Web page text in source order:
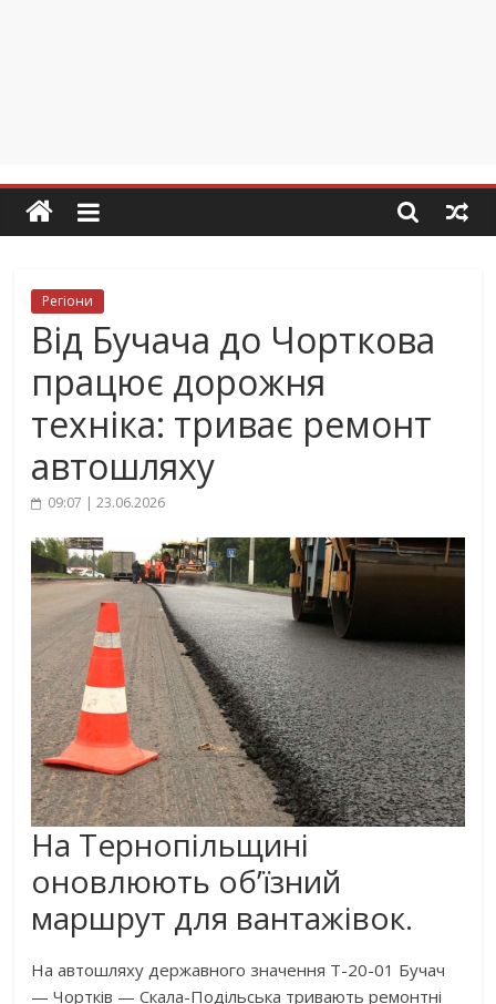
Регіони
Від Бучача до Чорткова
працює дорожня
техніка: триває ремонт
автошляху
09:07 | 23.06.2026
На Тернопільщині
оновлюють об’їзний
маршрут для вантажівок.
На автошляху державного значення Т-20-01 Бучач
— Чортків — Скала-Подільська тривають ремонтні